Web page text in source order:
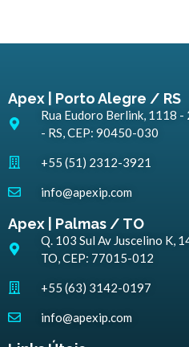
Apex | Porto Alegre / RS
Rua Eudoro Berlink, 1118
- RS, CEP: 90450-030
+55 (51) 2312-3921
info@apexip.com
Apex | Palmas / TO
Q. 103 Sul Av Juscelino K,
TO, CEP: 77015-012
+55 (63) 3142-0197
info@apexip.com